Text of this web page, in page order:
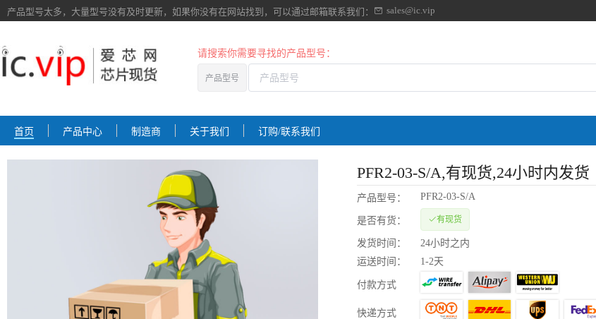
产品型号太多，大量型号没有及时更新，如果你没有在网站找到， 可以通过邮箱联系我们： sales@ic.vip
请搜索你需要寻找的产品型号：
产品型号
首页 产品中心 制造商 关于我们 订购/联系我们
PFR2-03-S/A,有现货,24小时内发货
产品型号： PFR2-03-S/A
是否有货： 有现货
发货时间：
24小时之内
运送时间：
1-2天
付款方式
快递方式